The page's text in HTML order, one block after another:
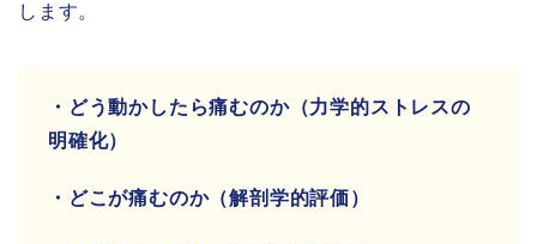
します。
・どう動かしたら痛むのか（力学的ストレスの
明確化）
・どこが痛むのか（解剖学的評価）